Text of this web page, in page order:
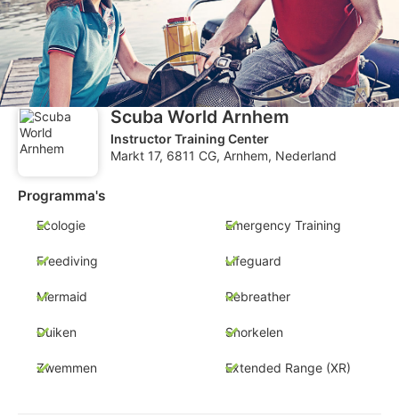
Scuba World Arnhem
Instructor Training Center
Markt 17, 6811 CG, Arnhem, Nederland
Programma's
Ecologie Emergency Training
Freediving Lifeguard
Mermaid Rebreather
Duiken Snorkelen
Zwemmen Extended Range (XR)